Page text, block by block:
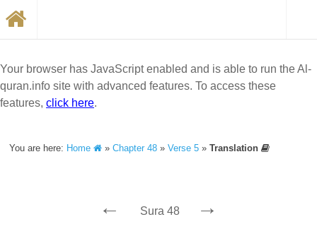
Your browser has JavaScript enabled and is able to run the Al-
quran.info site with advanced features. To access these
features, click here.
You are here: Home »Chapter 48 »Verse 5 »Translation
← Sura 48 →